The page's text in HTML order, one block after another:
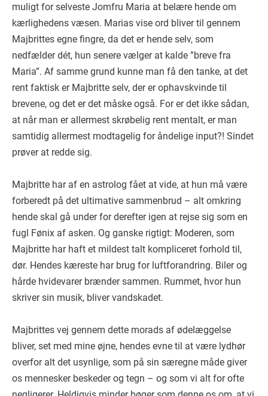
muligt for selveste Jomfru Maria at belære hende om
kærlighedens væsen. Marias vise ord bliver til gennem
Majbrittes egne fingre, da det er hende selv, som
nedfælder dét, hun senere vælger at kalde ”breve fra
Maria”. Af samme grund kunne man få den tanke, at det
rent faktisk er Majbritte selv, der er ophavskvinde til
brevene, og det er det måske også. For er det ikke sådan,
at når man er allermest skrøbelig rent mentalt, er man
samtidig allermest modtagelig for åndelige input?! Sindet
prøver at redde sig.
Majbritte har af en astrolog fået at vide, at hun må være
forberedt på det ultimative sammenbrud – alt omkring
hende skal gå under for derefter igen at rejse sig som en
fugl Fønix af asken. Og ganske rigtigt: Moderen, som
Majbritte har haft et mildest talt kompliceret forhold til,
dør. Hendes kæreste har brug for luftforandring. Biler og
hårde hvidevarer brænder sammen. Rummet, hvor hun
skriver sin musik, bliver vandskadet.
Majbrittes vej gennem dette morads af ødelæggelse
bliver, set med mine øjne, hendes evne til at være lydhør
overfor alt det usynlige, som på sin særegne måde giver
os mennesker beskeder og tegn – og som vi alt for ofte